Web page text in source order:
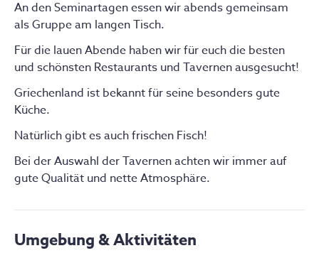
Selbstheilungskräfte des Körpers zu unterstützen.
Berührungen, die Verspannungen lösen und die
Durchblutung anregen.
Daoistische Meditation: Eine ruhige Praxis, die den
Geist beruhigt und den inneren Frieden fördert, im
Einklang mit der daoistischen Philosophie.
Grundlagen der chinesischen Lebenskunst:
Einführung in die Prinzipien von Qi (Lebensenergie),
Harmonie im täglichen Leben.
ZEITPLAN:
Meerseite. Wenn Du mit Deiner/Deinem besten
Freund*in am Seminar teilnehmen willst, ist das eine
gute Wahl. Ebenso für zwei Paare. Das Frühstück kann
mit der Gruppe im Hotel eingenommen werden (ca 3
An den Seminartagen essen wir abends gemeinsam
als Gruppe am langen Tisch.
Für die lauen Abende haben wir für euch die besten
und schönsten Restaurants und Tavernen ausgesucht!
Griechenland ist bekannt für seine besonders gute
Küche.
Natürlich gibt es auch frischen Fisch!
Bei der Auswahl der Tavernen achten wir immer auf
gute Qualität und nette Atmosphäre.
Umgebung & Aktivitäten